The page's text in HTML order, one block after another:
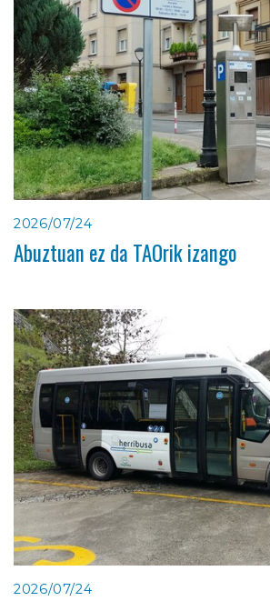
2026/07/24
Abuztuan ez da TAOrik izango
2026/07/24